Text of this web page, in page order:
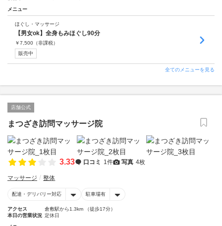
メニュー
ほぐし・マッサージ
【男女ok】全身もみほぐし90分
￥7,500 （非課税）
販売中
全てのメニューを見る
店舗公式
まつざき訪問マッサージ院
3.33 口コミ 1件 写真 4枚
マッサージ 整体
配達・デリバリー対応 駐車場有
アクセス
倉敷駅から1.3km （徒歩17分）
本日の営業状況 定休日